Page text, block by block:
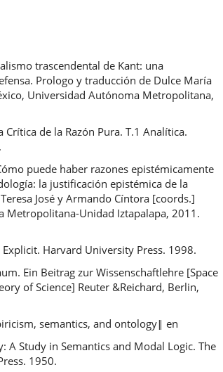
trascendental de Kant: una
Prologo y traducción de Dulce María
Universidad Autónoma Metropolitana,
Crítica de la Razón Pura. T.1 Analítica.
puede haber razones epistémicamente
la justificación epistémica de la
José y Armando Cíntora [coords.]
Metropolitana-Unidad Iztapalapa, 2011.
Harvard University Press. 1998.
Ein Beitrag zur Wissenschaftlehre [Space
of Science] Reuter &Reichard, Berlin,
semantics, and ontology‖ en
A Study in Semantics and Modal Logic. The
1950.